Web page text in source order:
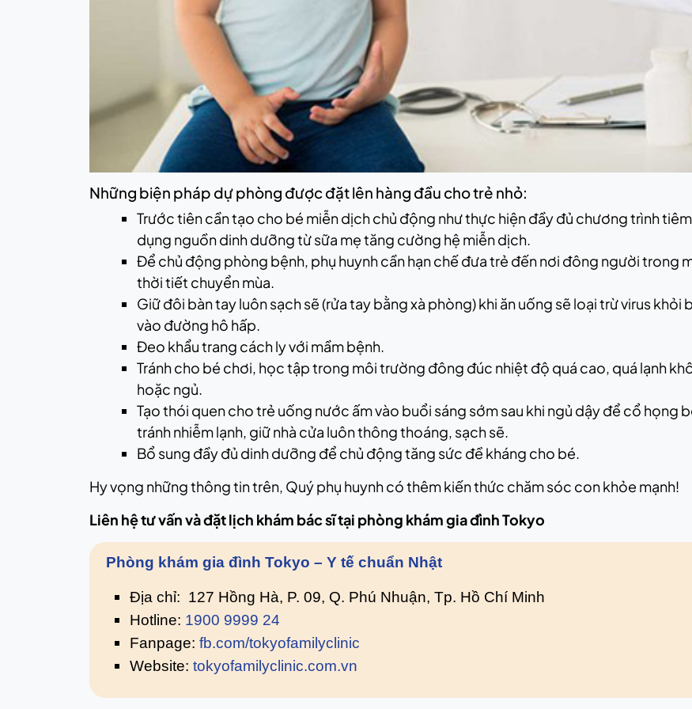
Những biện pháp dự phòng được đặt lên hàng đầu cho trẻ nhỏ:
Trước tiên cần tạo cho bé miễn dịch chủ động như thực hiện đầy đủ chương trình
dụng nguồn dinh dưỡng từ sữa mẹ tăng cường hệ miễn dịch.
Để chủ động phòng bệnh, phụ huynh cần hạn chế đưa trẻ đến nơi đông người trong
thời tiết chuyển mùa.
Giữ đôi bàn tay luôn sạch sẽ (rửa tay bằng xà phòng) khi ăn uống sẽ loại trừ virus
vào đường hô hấp.
Đeo khẩu trang cách ly với mầm bệnh.
Tránh cho bé chơi, học tập trong môi trường đông đúc nhiệt độ quá cao, quá lạnh
hoặc ngủ.
Tạo thói quen cho trẻ uống nước ấm vào buổi sáng sớm sau khi ngủ dậy để cổ họng
tránh nhiễm lạnh, giữ nhà cửa luôn thông thoáng, sạch sẽ.
Bổ sung đầy đủ dinh dưỡng để chủ động tăng sức đề kháng cho bé.
Hy vọng những thông tin trên, Quý phụ huynh có thêm kiến thức chăm sóc con khỏe mạnh!
Liên hệ tư vấn và đặt lịch khám bác sĩ tại phòng khám gia đình Tokyo
Phòng khám gia đình Tokyo – Y tế chuẩn Nhật
Địa chỉ: 127 Hồng Hà, P. 09, Q. Phú Nhuận, Tp. Hồ Chí Minh
Hotline: 1900 9999 24
Fanpage:fb.com/tokyofamilyclinic
Website:tokyofamilyclinic.com.vn